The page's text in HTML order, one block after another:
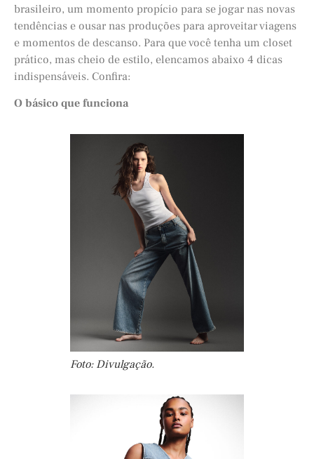
brasileiro, um momento propício para se jogar nas novas
tendências e ousar nas produções para aproveitar viagens
e momentos de descanso. Para que você tenha um closet
prático, mas cheio de estilo, elencamos abaixo 4 dicas
indispensáveis. Confira:
O básico que funciona
Foto: Divulgação.